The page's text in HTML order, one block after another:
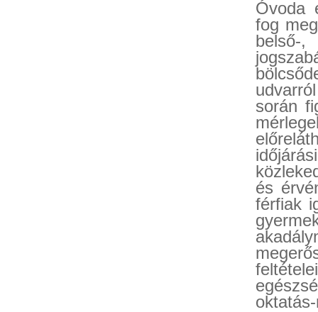
Óvoda
fog
belső-,
során
és
férfiak